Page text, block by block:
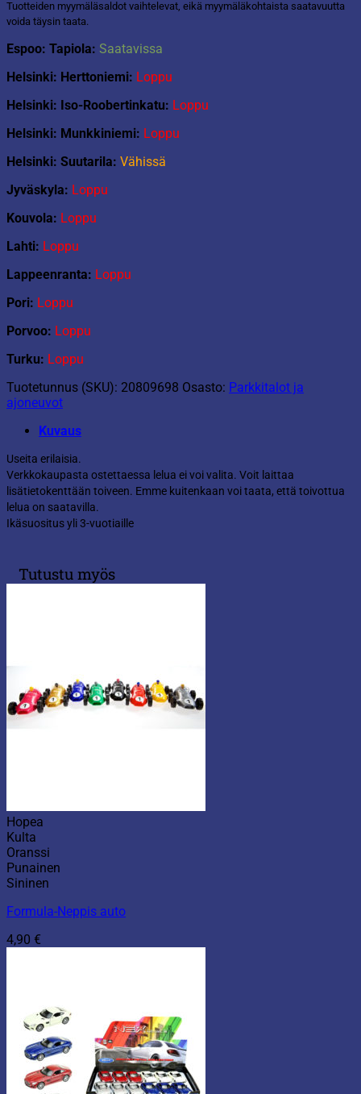
auto
määrä
Tuotteiden myymäläsaldot vaihtelevat, eikä myymäläkohtaista saatavuutta
voida täysin taata.
Espoo: Tapiola: Saatavissa
Helsinki: Herttoniemi: Loppu
Helsinki: Iso-Roobertinkatu: Loppu
Helsinki: Munkkiniemi: Loppu
Helsinki: Suutarila: Vähissä
Jyväskyla: Loppu
Kouvola: Loppu
Lahti: Loppu
Lappeenranta: Loppu
Pori: Loppu
Porvoo: Loppu
Turku: Loppu
Tuotetunnus (SKU): 20809698 Osasto: Parkkitalot ja
ajoneuvot
Kuvaus
Useita erilaisia.
Verkkokaupasta ostettaessa lelua ei voi valita. Voit laittaa
lisätietokenttään toiveen. Emme kuitenkaan voi taata, että toivottua
lelua on saatavilla.
Ikäsuositus yli 3-vuotiaille
Tutustu myös
Hopea
Kulta
Oranssi
Punainen
Sininen
Formula-Neppis auto
4,90 €